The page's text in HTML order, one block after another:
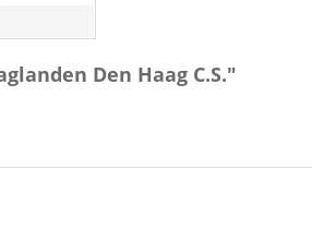
Den Haag C.S."